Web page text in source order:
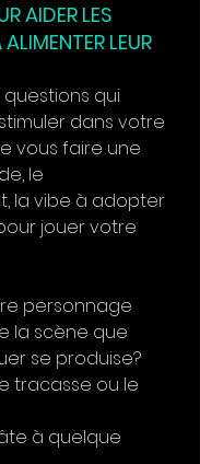
AIDER LES
LEUR
qui
dans votre
vous faire une
le
la vibe à adopter
jouer votre
personnage
la scène que
se produise?
tracasse ou le
à quelque